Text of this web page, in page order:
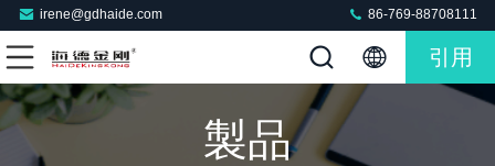
irene@gdhaide.com 86-769-88708111
引用
製品